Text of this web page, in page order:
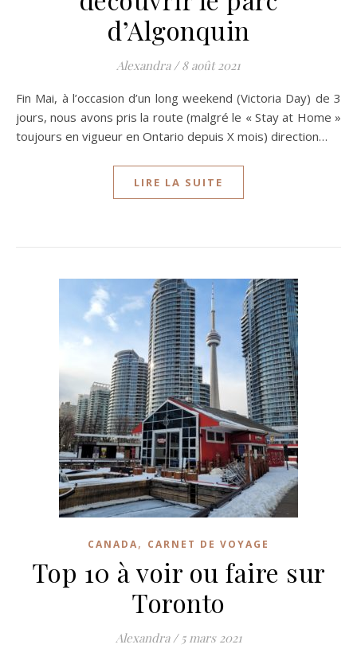
d’Algonquin
Alexandra / 8 août 2021
Fin Mai, à l’occasion d’un long weekend (Victoria Day) de 3
jours, nous avons pris la route (malgré le « Stay at Home »
toujours en vigueur en Ontario depuis X mois) direction…
LIRE LA SUITE
CANADA, CARNET DE VOYAGE
Top 10 à voir ou faire sur
Toronto
Alexandra / 5 mars 2021